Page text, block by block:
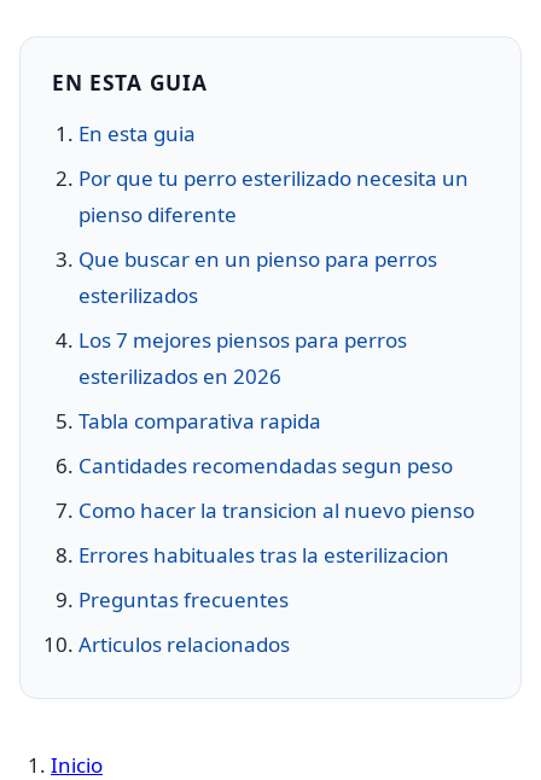
EN ESTA GUIA
En esta guia
Por que tu perro esterilizado necesita un
pienso diferente
Que buscar en un pienso para perros
esterilizados
Los 7 mejores piensos para perros
esterilizados en 2026
Tabla comparativa rapida
Cantidades recomendadas segun peso
Como hacer la transicion al nuevo pienso
Errores habituales tras la esterilizacion
Preguntas frecuentes
Articulos relacionados
Inicio